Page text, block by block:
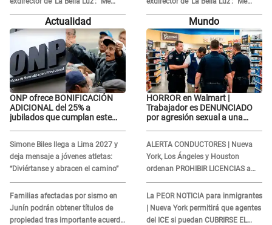
basta con que ella esté bien"
basta con que ella esté bien"
Actualidad
ONP ofrece BONIFICACIÓN
ADICIONAL del 25% a
jubilados que cumplan este
Simone Biles llega a Lima 2027 y
deja mensaje a jóvenes atletas:
“Diviértanse y abracen el camino”
Familias afectadas por sismo en
Junín podrán obtener títulos de
propiedad tras importante acuerdo
Mundo
HORROR en Walmart |
Trabajador es DENUNCIADO
por agresión sexual a una
ALERTA CONDUCTORES | Nueva
York, Los Ángeles y Houston
ordenan PROHIBIR LICENCIAS a
quienes no presenten ESTE
DOCUMENTO
La PEOR NOTICIA para inmigrantes
| Nueva York permitirá que agentes
del ICE si puedan CUBRIRSE EL